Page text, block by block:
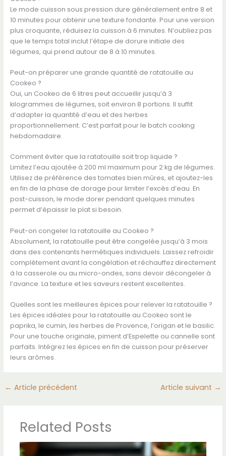
Le mode cuisson sous pression dure généralement entre 8 et
10 minutes pour obtenir une texture fondante. Pour une version
plus croquante, réduisez la cuisson à 6 minutes. N’oubliez pas
que le temps total inclut l’étape de dorure initiale des
légumes, qui prend autour de 8 à 10 minutes.
Peut-on préparer une grande quantité de ratatouille au
Cookeo ?
Oui, un Cookeo de 6 litres peut accueillir jusqu’à 3
kilogrammes de légumes, soit environ 8 portions. Il suffit
d’adapter la quantité d’eau et des herbes
proportionnellement. C’est parfait pour le batch cooking
hebdomadaire.
Comment éviter que la ratatouille soit trop liquide ?
Limitez l’eau ajoutée à 200 ml maximum pour 2 kg de légumes.
Utilisez de préférence des tomates bien mûres, et ajoutez-les
en fin de la phase de dorage pour limiter l’excès d’eau. En
post-cuisson, le mode dorer pendant quelques minutes
permet d’épaissir le plat si besoin.
Peut-on congeler la ratatouille au Cookeo ?
Absolument, la ratatouille peut être congelée jusqu’à 3 mois
dans des contenants hermétiques individuels. Laissez refroidir
complètement avant la congélation et réchauffez directement
à la casserole ou au micro-ondes, sans devoir décongeler à
l’avance. La texture et les saveurs restent excellentes.
Quelles sont les meilleures épices pour relever la ratatouille ?
Les épices idéales pour la ratatouille au Cookeo sont le
paprika, le cumin, les herbes de Provence, l’origan et le basilic.
Pour une touche originale, piment d’Espelette ou cannelle sont
parfaits. Intégrez les épices en fin de cuisson pour préserver
leurs arômes.
← Article précédent Article suivant →
Related Posts